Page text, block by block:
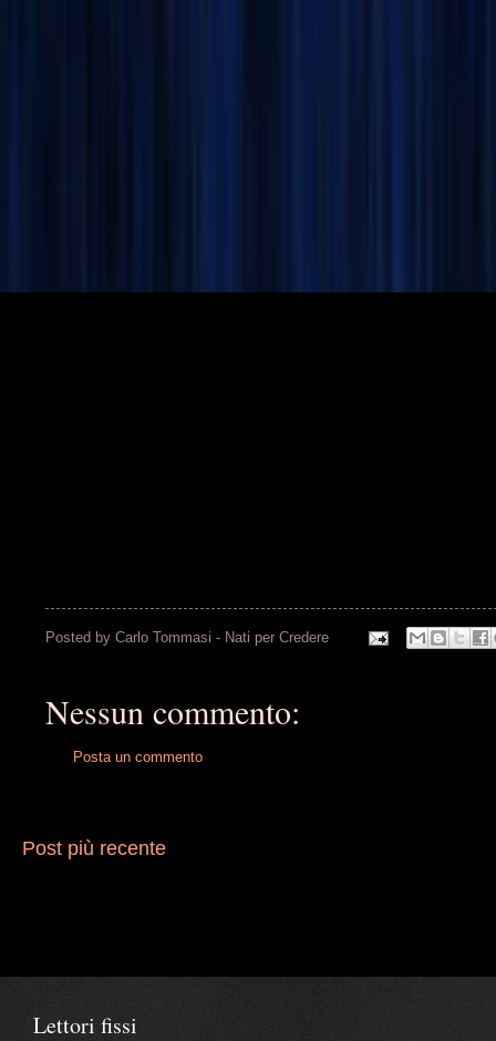
Posted by Carlo Tommasi - Nati per Credere
Nessun commento:
Posta un commento
Post più recente
Lettori fissi